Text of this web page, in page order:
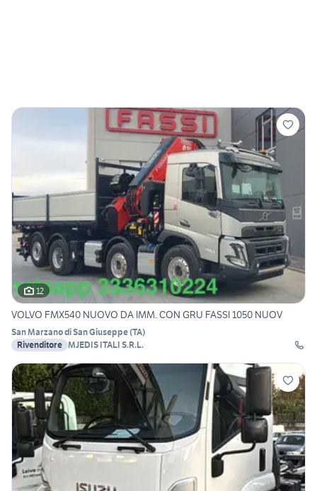
12
VOLVO FMX540 NUOVO DA IMM. CON GRU FASSI 1050 NUOV
San Marzano di San Giuseppe(TA)
Rivenditore MJEDIS ITALI S.R.L.